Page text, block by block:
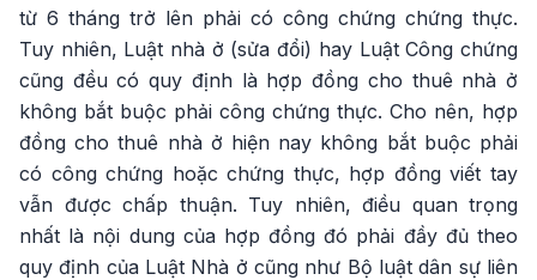
từ 6 tháng trở lên phải có công chứng chứng thực.
Tuy nhiên, Luật nhà ở (sửa đổi) hay Luật Công chứng
cũng đều có quy định là hợp đồng cho thuê nhà ở
không bắt buộc phải công chứng thực. Cho nên, hợp
đồng cho thuê nhà ở hiện nay không bắt buộc phải
có công chứng hoặc chứng thực, hợp đồng viết tay
vẫn được chấp thuận. Tuy nhiên, điều quan trọng
nhất là nội dung của hợp đồng đó phải đầy đủ theo
quy định của Luật Nhà ở cũng như Bộ luật dân sự liên